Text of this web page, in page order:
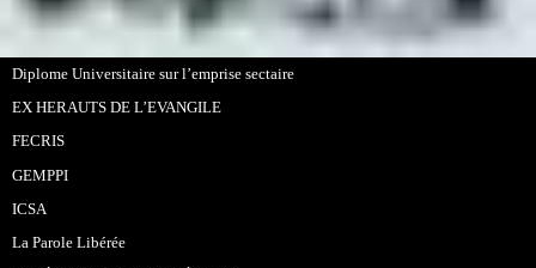
Diplome Universitaire sur l’emprise sectaire
EX HERAUTS DE L’EVANGILE
FECRIS
GEMPPI
ICSA
La Parole Libérée